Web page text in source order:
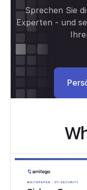
Sprechen Sie
Experten - und